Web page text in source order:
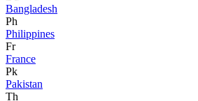
Bangladesh
Ph
Philippines
Fr
France
Pk
Pakistan
Th